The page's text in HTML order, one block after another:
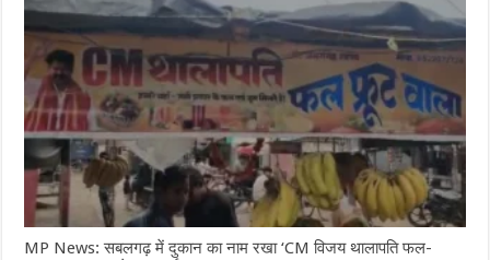
MP News: सबलगढ़ में दुकान का नाम रखा ‘CM विजय थालापति फल-